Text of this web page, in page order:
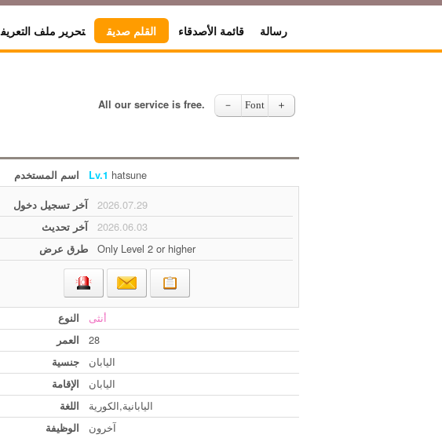
رسالة قائمة الأصدقاء القلم صديق تحرير ملف التعريف
All our service is free. － Font ＋
اسم المستخدم Lv.1 hatsune
آخر تسجيل دخول 2026.07.29
آخر تحديث 2026.06.03
طرق عرض Only Level 2 or higher
‏‏النوع ‏‏أنثى
العمر 28
جنسية
الإقامة
اللغة اليابانية,الكورية
الوظيفة